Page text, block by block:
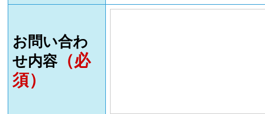
お問い合わ
せ内容（必
須）